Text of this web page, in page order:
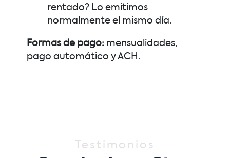
rentado? Lo emitimos
normalmente el mismo día.
Formas de pago: mensualidades,
pago automático y ACH.
Testimonios